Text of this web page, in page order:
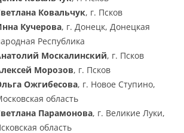
Ковальчук, г. Псков
Кучерова, г. Донецк, Донецкая
Республика
Москалинский, г. Псков
Морозов, г. Псков
Ожгибесова, г. Новое Ступино,
область
Парамонова, г. Великие Луки,
область